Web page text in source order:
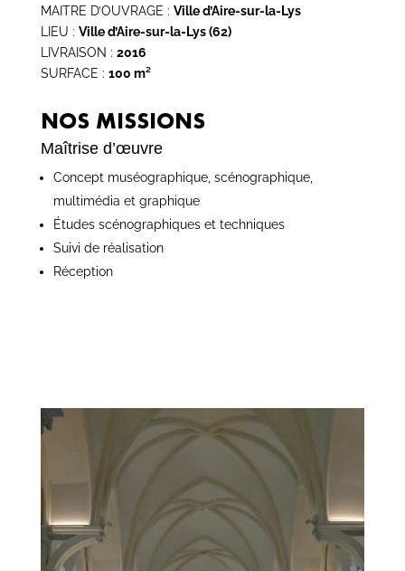
MAITRE D’OUVRAGE : Ville d’Aire-sur-la-Lys
LIEU : Ville d’Aire-sur-la-Lys(62)
LIVRAISON : 2016
SURFACE : 100 m²
NOS MISSIONS
Maîtrise d’œuvre
Concept muséographique, scénographique,
multimédia et graphique
Études scénographiques et techniques
Suivi de réalisation
Réception